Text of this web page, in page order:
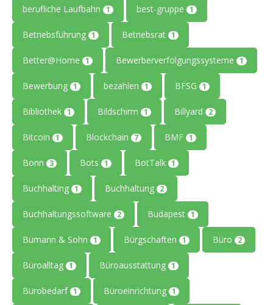
berufliche Laufbahn 1 best-gruppe 1
Betriebsführung 1 Betriebsrat 1
Better@Home 1 Bewerberverfolgungssysteme 1
Bewerbung 1 bezahlen 1 BFSG 1
Bibliothek 1 Bildschirm 1 Billyard 2
Bitcoin 1 Blockchain 7 BMF 1
Bonn 3 Bots 1 BotTalk 1
Buchhalting 1 Buchhaltung 2
Buchhaltungssoftware 2 Budapest 1
Bumann & Sohn 1 Bürgschaften 1 Büro 2
Büroalltag 1 Büroausstattung 1
Bürobedarf 1 Büroeinrichtung 1